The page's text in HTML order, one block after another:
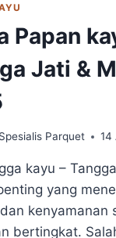
Papan
Jati &
Parquet 14
kayu –
yang
kenyamanan
bertingkat.